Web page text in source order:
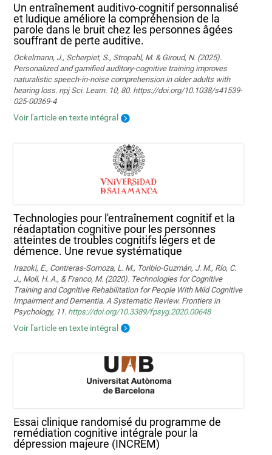
Un entraînement auditivo-cognitif personnalisé
et ludique améliore la compréhension de la
parole dans le bruit chez les personnes âgées
souffrant de perte auditive.
Ockelmann, J., Scherpiet, S., Stropahl, M. & Giroud, N. (2025).
Personalized and gamified auditory-cognitive training improves
naturalistic speech-in-noise comprehension in older adults with
hearing loss. npj Sci. Learn. 10, 80. https://doi.org/10.1038/s41539-
025-00369-4
Voir l'article en texte intégral
Technologies pour l'entraînement cognitif et la
réadaptation cognitive pour les personnes
atteintes de troubles cognitifs légers et de
démence. Une revue systématique
Irazoki, E., Contreras-Somoza, L. M., Toribio-Guzmán, J. M., Río, C.
J., Moll, H. A., & Franco, M. (2020). Technologies for Cognitive
Training and Cognitive Rehabilitation for People With Mild Cognitive
Impairment and Dementia. A Systematic Review. Frontiers in
Psychology, 11. https://doi.org/10.3389/fpsyg.2020.00648
Voir l'article en texte intégral
Essai clinique randomisé du programme de
remédiation cognitive intégrale pour la
dépression majeure (INCREM)